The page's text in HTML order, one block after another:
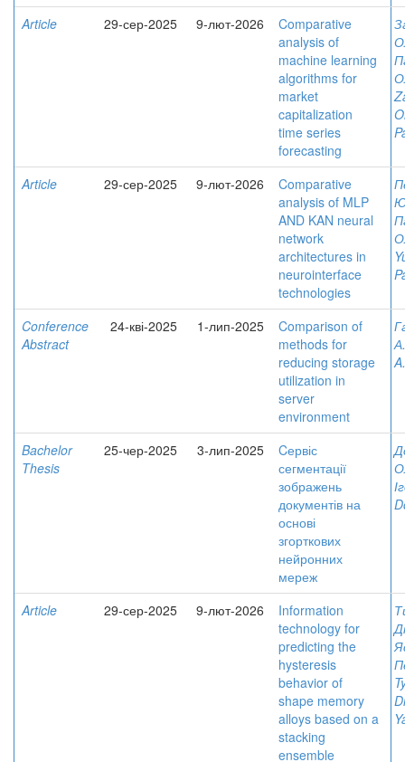
Article
29-сер-2025 9-лют-2026
Comparative
analysis of
machine learning
algorithms for
market
capitalization
time series
forecasting
Article 29-сер-2025 9-лют-2026
Comparative
analysis of MLP
AND KAN neural
network
architectures in
neurointerface
technologies
Conference
Abstract
24-кві-2025 1-лип-2025
Comparison of
methods for
reducing storage
utilization in
server
environment
А.
Bachelor
Thesis
25-чер-2025 3-лип-2025
Cервіс
сегментації
зображень
документів на
основі
згорткових
нейронних
мереж
Article 29-сер-2025 9-лют-2026
Information
technology for
predicting the
hysteresis
behavior of
shape memory
alloys based on a
stacking
ensemble